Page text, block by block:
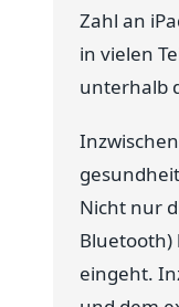
Zahl an
in vielen
unterhalb
Nicht nur
Bluetooth)
eingeht.